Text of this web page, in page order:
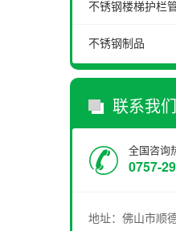
不锈钢楼梯护栏
不锈钢制品
联系我们
全国咨询
0757-
地址：佛山市顺